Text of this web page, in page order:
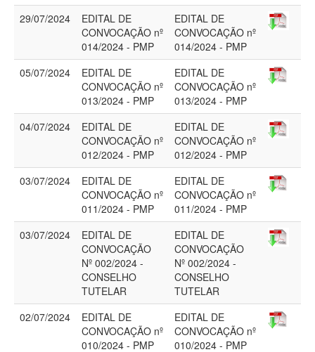
29/07/2024
EDITAL DE
CONVOCAÇÃO nº
014/2024 - PMP
EDITAL DE
CONVOCAÇÃO nº
014/2024 - PMP
05/07/2024
EDITAL DE
CONVOCAÇÃO nº
013/2024 - PMP
EDITAL DE
CONVOCAÇÃO nº
013/2024 - PMP
04/07/2024
EDITAL DE
CONVOCAÇÃO nº
012/2024 - PMP
EDITAL DE
CONVOCAÇÃO nº
012/2024 - PMP
03/07/2024
EDITAL DE
CONVOCAÇÃO nº
011/2024 - PMP
EDITAL DE
CONVOCAÇÃO nº
011/2024 - PMP
03/07/2024
EDITAL DE
CONVOCAÇÃO
Nº 002/2024 -
CONSELHO
TUTELAR
EDITAL DE
CONVOCAÇÃO
Nº 002/2024 -
CONSELHO
TUTELAR
02/07/2024
EDITAL DE
CONVOCAÇÃO nº
010/2024 - PMP
EDITAL DE
CONVOCAÇÃO nº
010/2024 - PMP